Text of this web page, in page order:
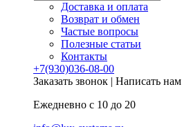
Доставка и оплата
Возврат и обмен
Частые вопросы
Полезные статьи
Контакты
+7(930)036-08-00
Заказать звонок | Написать нам
Ежедневно с 10 до 20